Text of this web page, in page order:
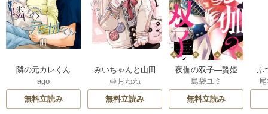
隣の元カレくん
ago
無料立読み
みいちゃんと山田
さん
亜月ねね
無料立読み
夜伽の双子―贄姫
は二人の王子に愛
される―
島袋ユミ
無料立読み
ふ